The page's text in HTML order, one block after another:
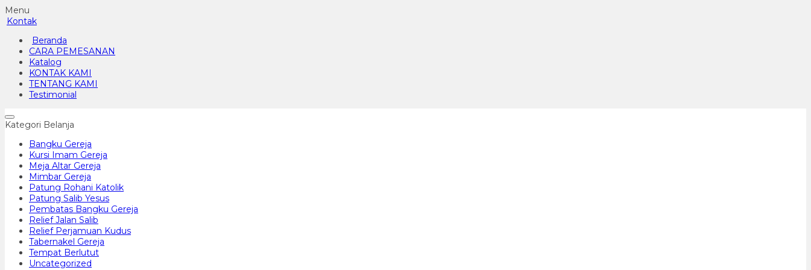
Menu
Kontak
Beranda
CARA PEMESANAN
Katalog
KONTAK KAMI
TENTANG KAMI
Testimonial
Kategori Belanja
Bangku Gereja
Kursi Imam Gereja
Meja Altar Gereja
Mimbar Gereja
Patung Rohani Katolik
Patung Salib Yesus
Pembatas Bangku Gereja
Relief Jalan Salib
Relief Perjamuan Kudus
Tabernakel Gereja
Tempat Berlutut
Uncategorized